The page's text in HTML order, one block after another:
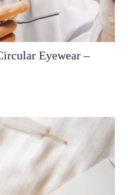
Eyewear –